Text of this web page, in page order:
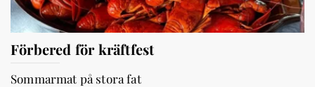
Förbered för kräftfest
Sommarmat på stora fat